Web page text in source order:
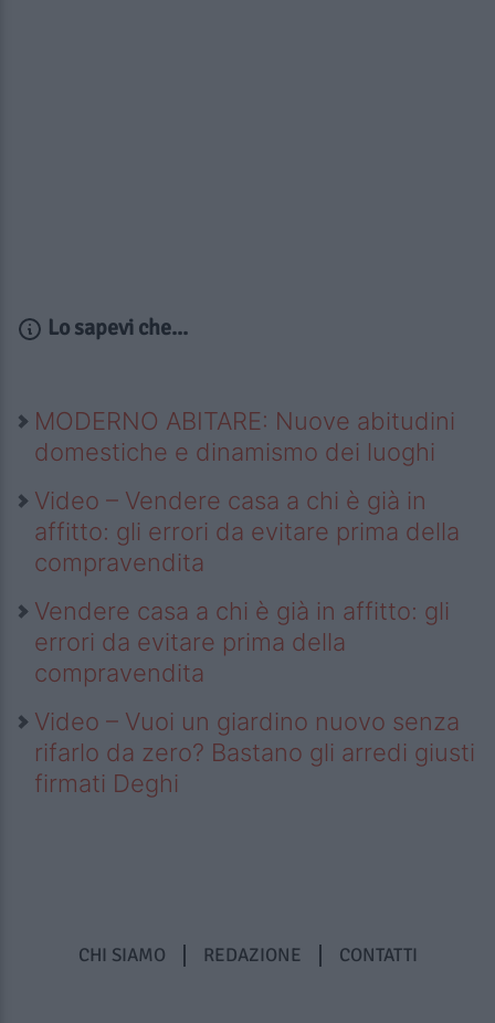
Lo sapevi che...
MODERNO ABITARE: Nuove abitudini
domestiche e dinamismo dei luoghi
Video – Vendere casa a chi è già in
affitto: gli errori da evitare prima della
compravendita
Vendere casa a chi è già in affitto: gli
errori da evitare prima della
compravendita
Video – Vuoi un giardino nuovo senza
rifarlo da zero? Bastano gli arredi giusti
firmati Deghi
CHI SIAMO REDAZIONE CONTATTI